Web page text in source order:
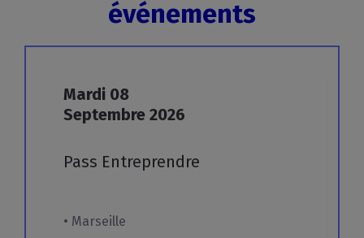
événements
Mardi 08
Septembre2026
Pass Entreprendre
• Marseille